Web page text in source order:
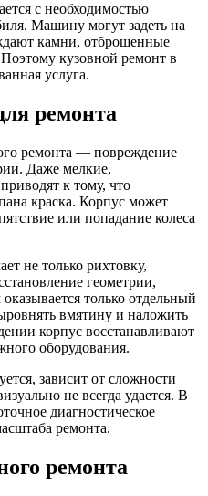
с необходимостью
Машину могут задеть на
камни, отброшенные
кузовной ремонт в
услуга.
ремонта
ремонта — повреждение
Даже мелкие,
к тому, что
краска. Корпус может
или попадание колеса
не только рихтовку,
геометрии,
только отдельный
вмятину и наложить
корпус восстанавливают
оборудования.
зависит от сложности
не всегда удается. В
диагностическое
ремонта.
ремонта